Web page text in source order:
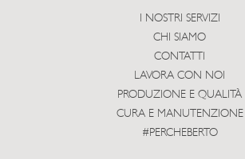
I NOSTRI SERVIZI
CHI SIAMO
CONTATTI
LAVORA CON NOI
PRODUZIONE E QUALITÀ
CURA E MANUTENZIONE
#PERCHEBERTO